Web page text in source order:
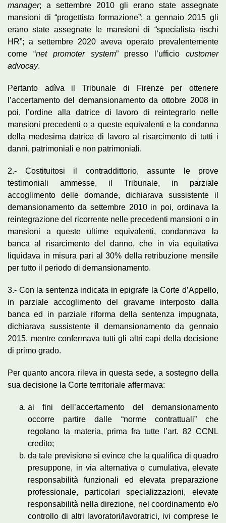
manager; a settembre 2010 gli erano state assegnate
mansioni di “progettista formazione”; a gennaio 2015 gli
erano state assegnate le mansioni di “specialista rischi
HR”; a settembre 2020 aveva operato prevalentemente
come “net promoter system” presso l’ufficiocustomer
advocay.
Pertanto adìva il Tribunale di Firenze per ottenere
l’accertamento del demansionamento da ottobre 2008 in
poi, l’ordine alla datrice di lavoro di reintegrarlo nelle
mansioni precedenti o a queste equivalenti e la condanna
della medesima datrice di lavoro al risarcimento di tutti i
danni, patrimoniali e non patrimoniali.
2.- Costituitosi il contraddittorio, assunte le prove
testimoniali ammesse, il Tribunale, in parziale
accoglimento delle domande, dichiarava sussistente il
demansionamento da settembre 2010 in poi, ordinava la
reintegrazione del ricorrente nelle precedenti mansioni o in
mansioni a queste ultime equivalenti, condannava la
banca al risarcimento del danno, che in via equitativa
liquidava in misura pari al 30% della retribuzione mensile
per tutto il periodo di demansionamento.
3.- Con la sentenza indicata in epigrafe la Corte d’Appello,
in parziale accoglimento del gravame interposto dalla
banca ed in parziale riforma della sentenza impugnata,
dichiarava sussistente il demansionamento da gennaio
2015, mentre confermava tutti gli altri capi della decisione
di primo grado.
Per quanto ancora rileva in questa sede, a sostegno della
sua decisione la Corte territoriale affermava:
ai fini dell’accertamento del demansionamento
occorre partire dalle “norme contrattuali” che
regolano la materia, prima fra tutte l’art. 82 CCNL
credito;
da tale previsione si evince che la qualifica di quadro
presuppone, in via alternativa o cumulativa, elevate
responsabilità funzionali ed elevata preparazione
professionale, particolari specializzazioni, elevate
responsabilità nella direzione, nel coordinamento e/o
controllo di altri lavoratori/lavoratrici, ivi comprese le